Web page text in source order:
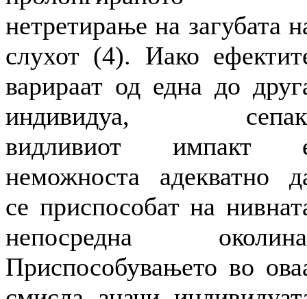
нетретирање на загубата
слухот (4). Иако
варираат од една до
индивидуа,
видливиот импакт
неможноста адекватно
се приспособат на
непосредна
Приспособувањето во